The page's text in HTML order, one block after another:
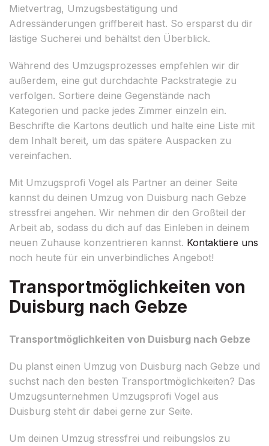
Mietvertrag, Umzugsbestätigung und
Adressänderungen griffbereit hast. So ersparst du dir
lästige Sucherei und behältst den Überblick.
Während des Umzugsprozesses empfehlen wir dir
außerdem, eine gut durchdachte Packstrategie zu
verfolgen. Sortiere deine Gegenstände nach
Kategorien und packe jedes Zimmer einzeln ein.
Beschrifte die Kartons deutlich und halte eine Liste mit
dem Inhalt bereit, um das spätere Auspacken zu
vereinfachen.
Mit Umzugsprofi Vogel als Partner an deiner Seite
kannst du deinen Umzug von Duisburg nach Gebze
stressfrei angehen. Wir nehmen dir den Großteil der
Arbeit ab, sodass du dich auf das Einleben in deinem
neuen Zuhause konzentrieren kannst. Kontaktiere uns
noch heute für ein unverbindliches Angebot!
Transportmöglichkeiten von
Duisburg nach Gebze
Transportmöglichkeiten von Duisburg nach Gebze
Du planst einen Umzug von Duisburg nach Gebze und
suchst nach den besten Transportmöglichkeiten? Das
Umzugsunternehmen Umzugsprofi Vogel aus
Duisburg steht dir dabei gerne zur Seite.
Um deinen Umzug stressfrei und reibungslos zu